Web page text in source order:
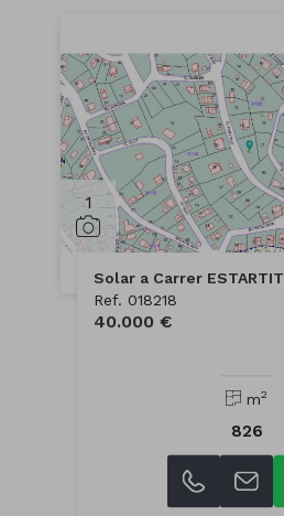
1
Solar a Carrer ESTARTIT
Ref. 018218
40.000 €
m2
826